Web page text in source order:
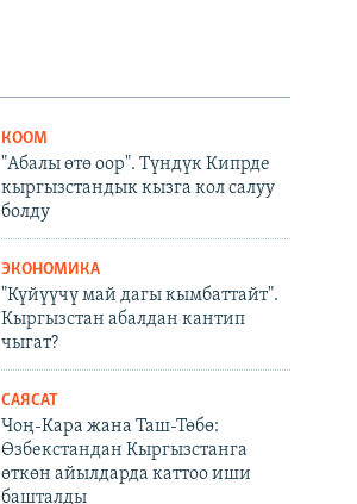
КООМ
"Абалы өтө оор". Түндүк Кипрде
кыргызстандык кызга кол салуу
болду
ЭКОНОМИКА
"Күйүүчү май дагы кымбаттайт".
Кыргызстан абалдан кантип
чыгат?
САЯСАТ
Чоң-Кара жана Таш-Төбө:
Өзбекстандан Кыргызстанга
өткөн айылдарда каттоо иши
башталды